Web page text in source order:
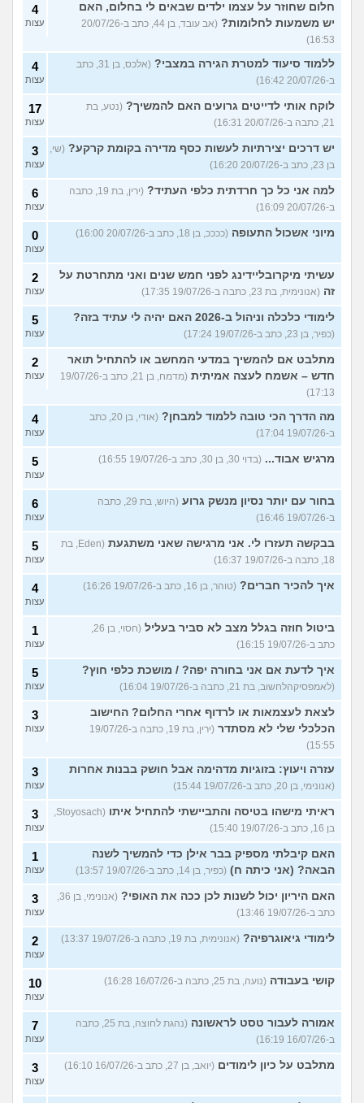
חלום שחוזר על עצמו ילדים שבאים לי בחלום, האם
יש משמעות לחלומות?
(אב עובד, בן 44, כתב ב-20/07/26
16:53)
4
עצות
ללמוד סיעוד למטרת הגירה במצבי?
(אלכס, בן 31, כתב
ב-20/07/26 16:42)
4
עצות
לוקח אותי לדייטים גרועים האם להמשיך? (נטע, בת
21, כתבה ב-20/07/26 16:31)
17
עצות
יש דרכים יצירתיות לעשות כסף מדירה בקומת קרקע? (שי,
בן 23, כתב ב-20/07/26 16:20)
3
עצות
למה אני כל כך חרדתית כלפי העתיד?
(ירין, בת 19, כתבה
ב-20/07/26 16:09)
6
עצות
מיוני אשכול התעופה (ככככ, בן 18, כתב ב-20/07/26 16:00) 0
עצות
עשיתי מיקרובליידינג לפני חמש שנים ואני מתחרטת על
זה (אנונימית, בת 23, כתבה ב-19/07/26 17:35)
2
עצות
לימודי כלכלה וניהול ב-2026 האם יהיה לי עתיד בזה?
(כפיר, בן 23, כתב ב-19/07/26 17:24)
5
עצות
מתלבט אם להמשיך במדעי המחשב או להתחיל תואר
חדש – אשמח לעצה אמיתית
(מדמח, בן 21, כתב ב-19/07/26
17:13)
2
עצות
מה הדרך הכי טובה ללמוד למבחן?
(אודי, בן 20, כתב
ב-19/07/26 17:04)
4
עצות
מרגיש אבוד... (בדוי 30, בן 30, כתב ב-19/07/26 16:55) 5
עצות
בחור עם יותר נסיון מנשק גרוע
(היוש, בת 29, כתבה
ב-19/07/26 16:46)
6
עצות
בבקשה תעזרו לי. אני מרגישה שאני משתגעת
(Eden, בת
18, כתבה ב-19/07/26 16:37)
5
עצות
איך להכיר חברים? (טוהר, בן 16, כתב ב-19/07/26 16:26) 4
עצות
ביטול חוזה בגלל מצב לא סביר בעליל
(חסוי, בן 26,
כתב ב-19/07/26 16:15)
1
עצות
איך לדעת אם אני בחורה יפה? / מושכת כלפי חוץ?
(לאמפסיקהלחשוב, בת 21, כתבה ב-19/07/26 16:04)
5
עצות
לצאת לעצמאות או לרדוף אחרי החלום? החישוב
הכלכלי שלי לא מסתדר
(ירין, בת 19, כתבה ב-19/07/26
15:55)
3
עצות
עזרה ויעוץ: בזוגיות מדהימה אבל חושק בבנות אחרות
(אנונימי, בן 20, כתב ב-19/07/26 15:44)
3
עצות
ראיתי מישהו בטיסה והתביישתי להתחיל איתו
(Stoyosach,
בן 16, כתב ב-19/07/26 15:40)
3
עצות
האם קיבלתי מספיק בבר אילן כדי להמשיך לשנה
הבאה? (אני כיתה ח) (כפיר, בן 14, כתב ב-19/07/26 13:57)
1
עצות
האם היריון יכול לשנות לכן ככה את האופי?
(אנונימי, בן 36,
כתב ב-19/07/26 13:46)
3
עצות
לימודי גיאוגרפיה? (אנונימית, בת 19, כתבה ב-19/07/26 13:37) 2
עצות
קושי בעבודה (נועה, בת 25, כתבה ב-16/07/26 16:28) 10
עצות
אמורה לעבור טסט לראשונה
(נהגת לחוצה, בת 25, כתבה
ב-16/07/26 16:19)
7
עצות
מתלבט על כיון לימודים (יואב, בן 27, כתב ב-16/07/26 16:10) 3
עצות